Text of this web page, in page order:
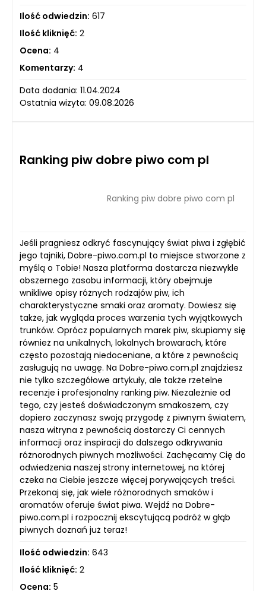
Ilość odwiedzin: 617
Ilość kliknięć: 2
Ocena: 4
Komentarzy: 4
Data dodania: 11.04.2024
Ostatnia wizyta: 09.08.2026
Ranking piw dobre piwo com pl
Ranking piw dobre piwo com pl
Jeśli pragniesz odkryć fascynujący świat piwa i zgłębić
jego tajniki, Dobre-piwo.com.pl to miejsce stworzone z
myślą o Tobie! Nasza platforma dostarcza niezwykle
obszernego zasobu informacji, który obejmuje
wnikliwe opisy różnych rodzajów piw, ich
charakterystyczne smaki oraz aromaty. Dowiesz się
także, jak wygląda proces warzenia tych wyjątkowych
trunków. Oprócz popularnych marek piw, skupiamy się
również na unikalnych, lokalnych browarach, które
często pozostają niedoceniane, a które z pewnością
zasługują na uwagę. Na Dobre-piwo.com.pl znajdziesz
nie tylko szczegółowe artykuły, ale także rzetelne
recenzje i profesjonalny ranking piw. Niezależnie od
tego, czy jesteś doświadczonym smakoszem, czy
dopiero zaczynasz swoją przygodę z piwnym światem,
nasza witryna z pewnością dostarczy Ci cennych
informacji oraz inspiracji do dalszego odkrywania
różnorodnych piwnych możliwości. Zachęcamy Cię do
odwiedzenia naszej strony internetowej, na której
czeka na Ciebie jeszcze więcej porywających treści.
Przekonaj się, jak wiele różnorodnych smaków i
aromatów oferuje świat piwa. Wejdź na Dobre-
piwo.com.pl i rozpocznij ekscytującą podróż w głąb
piwnych doznań już teraz!
Ilość odwiedzin: 643
Ilość kliknięć: 2
Ocena: 5